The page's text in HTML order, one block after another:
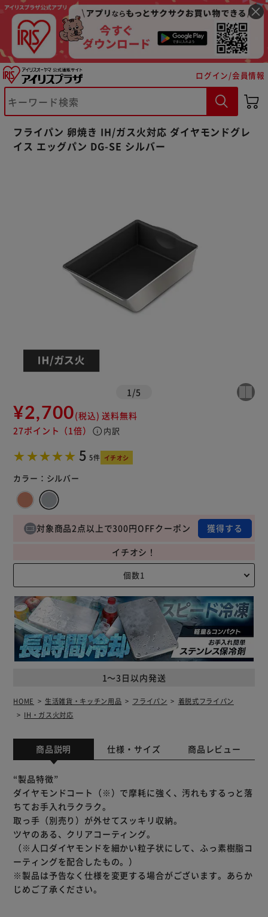
ログイン/会員情報
フライパン 卵焼き IH/ガス火対応 ダイヤモンドグレ
イス エッグパン DG-SE シルバー
1 /5
¥2,700(税込) 送料無料
27ポイント （1倍） info 内訳
5 5件 イチオシ
カラー： シルバー
1～3日以内発送
対象商品2点以上で300円OFFクーポン 獲得する
イチオシ！
HOME 生活雑貨・キッチン用品 フライパン
着脱式フライパン
IH・ガス火対応
商品説明 仕様・サイズ 商品レビュー
“製品特徴”
ダイヤモンドコート（※）で摩耗に強く、汚れもするっと落
ちてお手入れラクラク。
取っ手（別売り）が外せてスッキリ収納。
ツヤのある、クリアコーティング。
（※人口ダイヤモンドを細かい粒子状にして、ふっ素樹脂コ
ーティングを配合したもの。）
※製品は予告なく仕様を変更する場合がございます。あらか
じめご了承ください。